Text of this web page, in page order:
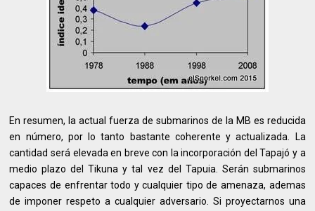
En resumen, la actual fuerza de submarinos de la MB es reducida
en número, por lo tanto bastante coherente y actualizada. La
cantidad será elevada en breve con la incorporación del Tapajó y a
medio plazo del Tikuna y tal vez del Tapuia. Serán submarinos
capaces de enfrentar todo y cualquier tipo de amenaza, ademas
de imponer respeto a cualquier adversario. Si proyectarnos una